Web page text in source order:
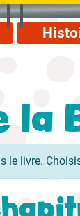
la
le livre.